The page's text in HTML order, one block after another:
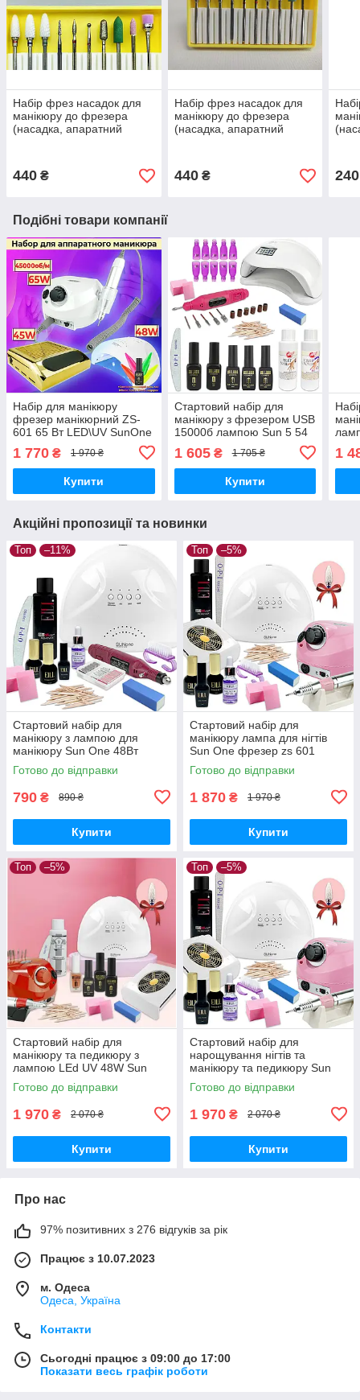
Набір фрез насадок для
манікюру до фрезера
(насадка, апаратний
440 ₴
Набір фрез насадок для
манікюру до фрезера
(насадка, апаратний
440₴ 240
Подібні товари компанії
Набір для манікюру
фрезер манікюрний ZS-
601 65 Вт LED\UV SunOne
витяжка 80 Вт 858-6) + лак
Juicie 10мл у подарунок
1 770 ₴ 1 970 ₴
Купити
Стартовий набір для
манікюру з фрезером USB
15000б лампою Sun 5 54
лаками
1 605₴ 1 705 ₴
Купити
1
Акційні пропозиції та новинки
Топ –11%
Стартовий набір для
манікюру з лампою для
манікюру Sun One 48Вт
Фрезою ручкою гель лак база
топ milano фрейзер
Готово до відправки
790 ₴ 890 ₴
Купити
Топ –5%
Стартовий набір для
манікюру лампа для нігтів
Sun One фрезер zs 601
витяжка 858-2а база топ і
гель-лак milano
Готово до відправки
1 870 ₴ 1 970 ₴
Купити
Топ –5%
Стартовий набір для
манікюру та педикюру з
лампою LEd UV 48W Sun
One фрезою zs 601 65W
витяжкою та гель лаком
Готово до відправки
1 970 ₴ 2 070 ₴
Купити
Топ –5%
Стартовий набір для
нарощування нігтів та
манікюру та педикюру Sun
one фрезер zs-601 858-2а
база топ гель лаки
Готово до відправки
1 970 ₴ 2 070 ₴
Купити
Про нас
97% позитивних з 276 відгуків за рік
Працює з 10.07.2023
м. Одеса
Одеса, Україна
Контакти
Сьогодні працює з 09:00 до 17:00
Показати весь графік роботи